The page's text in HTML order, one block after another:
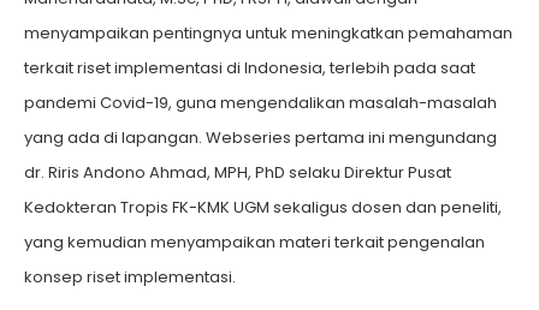
menyampaikan pentingnya untuk meningkatkan pemahaman
terkait riset implementasi di Indonesia, terlebih pada saat
pandemi Covid-19, guna mengendalikan masalah-masalah
yang ada di lapangan. Webseries pertama ini mengundang
dr. Riris Andono Ahmad, MPH, PhD selaku Direktur Pusat
Kedokteran Tropis FK-KMK UGM sekaligus dosen dan peneliti,
yang kemudian menyampaikan materi terkait pengenalan
konsep riset implementasi.